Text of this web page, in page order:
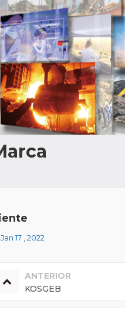
Jan 17 , 2022
ANTERIOR
KOSGEB